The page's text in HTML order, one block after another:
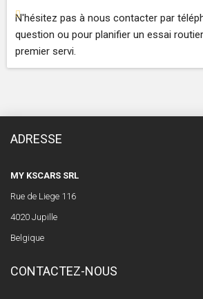
N'hésitez pas à nous contacter par
question ou pour planifier un essai
premier servi.
ADRESSE
MY KSCARS SRL
Rue de Liege 116
4020 Jupille
Belgique
CONTACTEZ-NOUS